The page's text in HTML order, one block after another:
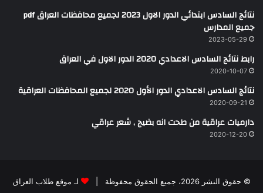
نتائج السادس ابتدائي الدور الاول 2023 لجميع محافظات العراق pdf
جميع المدارس
2023-05-29
رابط نتائج السادس الاعدادي 2020 الدور الاول في العراق
2020-10-07
نتائج السادس الاعدادي الدور الأول 2020 لجميع المحافظات العراقية
2020-09-21
دارميات عراقية من طحت انه بضيج , شعر عراقي
2020-12-20
© حقوق النشر 2026، جميع الحقوق محفوظة | لـ موقع طلاب العراق